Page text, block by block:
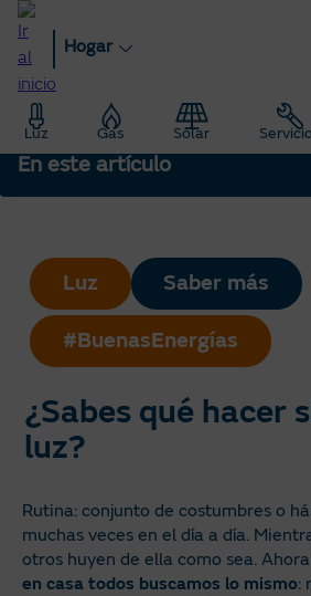
Pasar
contenido
principal
Hogar
Luz Gas Solar
Hogar
Blog
Saber Más: Te enseñamos todo sobre
¿Sabes qué hacer si se va la luz?
Luz Saber más
#BuenasEnergías
¿Sabes qué hacer
luz?
En este artículo
Rutina: conjunto de costumbres o
muchas veces en el día a día.
otros huyen de ella como sea.
en casa todos buscamos lo mismo: